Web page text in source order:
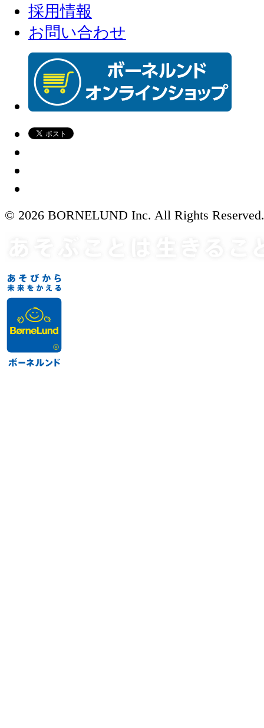
採用情報
お問い合わせ
© 2026 BORNELUND Inc. All Rights Reserved.